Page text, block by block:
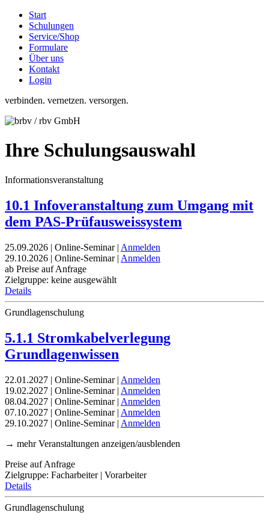
Start
Schulungen
Service/Shop
Formulare
Über uns
Kontakt
Login
verbinden. vernetzen. versorgen.
Ihre Schulungsauswahl
Informationsveranstaltung
10.1 Infoveranstaltung zum Umgang mit
dem PAS-Prüfausweissystem
25.09.2026 | Online-Seminar | Anmelden
29.10.2026 | Online-Seminar | Anmelden
ab Preise auf Anfrage
Zielgruppe: keine ausgewählt
Details
Grundlagenschulung
5.1.1 Stromkabelverlegung
Grundlagenwissen
22.01.2027 | Online-Seminar | Anmelden
19.02.2027 | Online-Seminar | Anmelden
08.04.2027 | Online-Seminar | Anmelden
07.10.2027 | Online-Seminar | Anmelden
29.10.2027 | Online-Seminar | Anmelden
→ mehr Veranstaltungen anzeigen/ausblenden
Preise auf Anfrage
Zielgruppe: Facharbeiter | Vorarbeiter
Details
Grundlagenschulung